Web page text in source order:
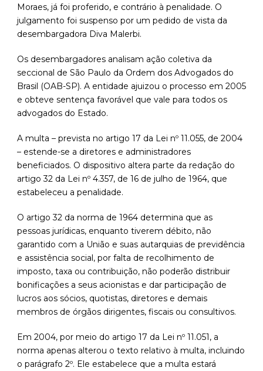
Moraes, já foi proferido, e contrário à penalidade. O
julgamento foi suspenso por um pedido de vista da
desembargadora Diva Malerbi.
Os desembargadores analisam ação coletiva da
seccional de São Paulo da Ordem dos Advogados do
Brasil (OAB-SP). A entidade ajuizou o processo em 2005
e obteve sentença favorável que vale para todos os
advogados do Estado.
A multa – prevista no artigo 17 da Lei nº 11.055, de 2004
– estende-se a diretores e administradores
beneficiados. O dispositivo altera parte da redação do
artigo 32 da Lei nº 4.357, de 16 de julho de 1964, que
estabeleceu a penalidade.
O artigo 32 da norma de 1964 determina que as
pessoas jurídicas, enquanto tiverem débito, não
garantido com a União e suas autarquias de previdência
e assistência social, por falta de recolhimento de
imposto, taxa ou contribuição, não poderão distribuir
bonificações a seus acionistas e dar participação de
lucros aos sócios, quotistas, diretores e demais
membros de órgãos dirigentes, fiscais ou consultivos.
Em 2004, por meio do artigo 17 da Lei nº 11.051, a
norma apenas alterou o texto relativo à multa, incluindo
o parágrafo 2º. Ele estabelece que a multa estará